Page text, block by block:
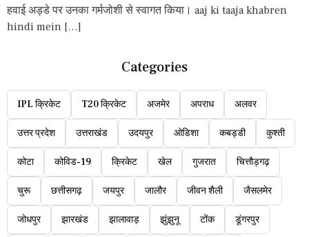
हवाई अड्डे पर उनका गर्मजोशी से स्वागत किया। aaj ki taaja khabren
hindi mein […]
Categories
IPL क्रिकेट T20 क्रिकेट अजमेर अपराध अलवर
उत्तर प्रदेश उत्तराखंड उदयपुर ओडिशा कबड्डी कुश्ती
कोटा कोविड-19 क्रिकेट खेल गुजरात चित्तौड़गढ़
चुरू छत्तीसगढ़ जयपुर जालौर जीवन शैली जैसलमेर
जोधपुर झारखंड झालावाड़ झुंझुनू टोंक डूंगरपुर